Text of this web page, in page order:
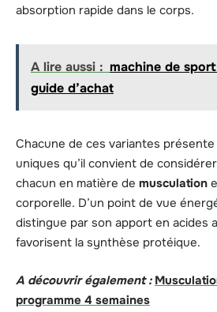
absorption rapide dans le corps.
A lire aussi : machine de
guide d’achat
Chacune de ces variantes
uniques qu’il convient de
chacun en matière de musculation
corporelle. D’un point de vue
distingue par son apport en acides
favorisent la synthèse protéique.
A découvrir également :
programme 4 semaines